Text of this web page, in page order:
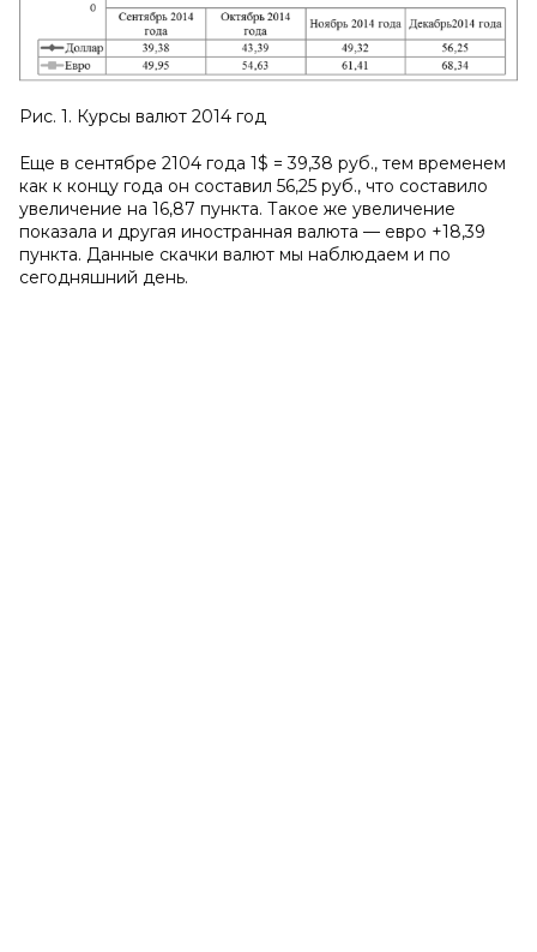
Рис. 1. Курсы валют 2014 год
Еще в сентябре 2104 года 1$ = 39,38 руб., тем временем
как к концу года он составил 56,25 руб., что составило
увеличение на 16,87 пункта. Такое же увеличение
показала и другая иностранная валюта — евро +18,39
пункта. Данные скачки валют мы наблюдаем и по
сегодняшний день.